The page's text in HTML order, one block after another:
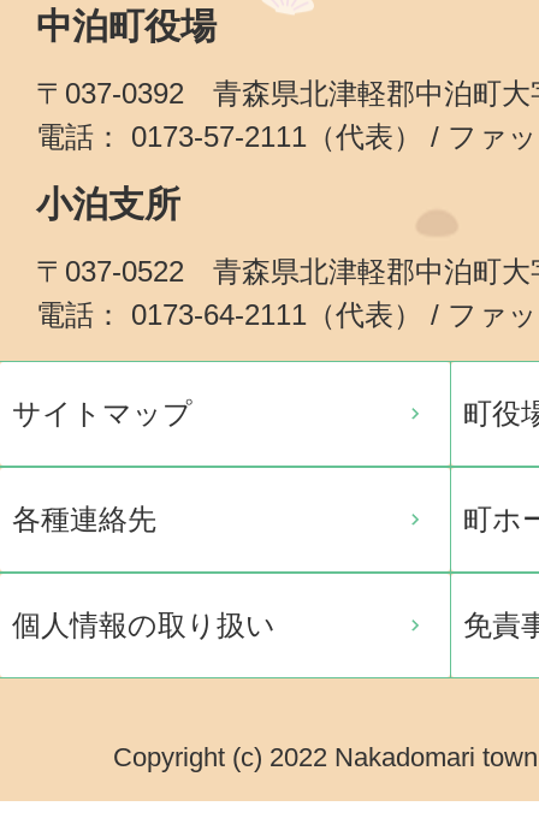
中泊町役場
〒037-0392 青森県北津軽郡中泊町大
電話： 0173-57-2111（代表） / ファ
小泊支所
〒037-0522 青森県北津軽郡中泊町大
電話： 0173-64-2111（代表） / ファ
サイトマップ 町役
各種連絡先 町ホ
個人情報の取り扱い 免責
Copyright (c) 2022 Nakadomari